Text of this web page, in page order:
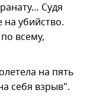
Судя
на убийство.
всему,
на пять
себя взрыв".